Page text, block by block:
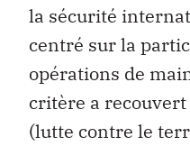
la sécurité
centré sur la
opérations de
critère a recouvert
(lutte contre le